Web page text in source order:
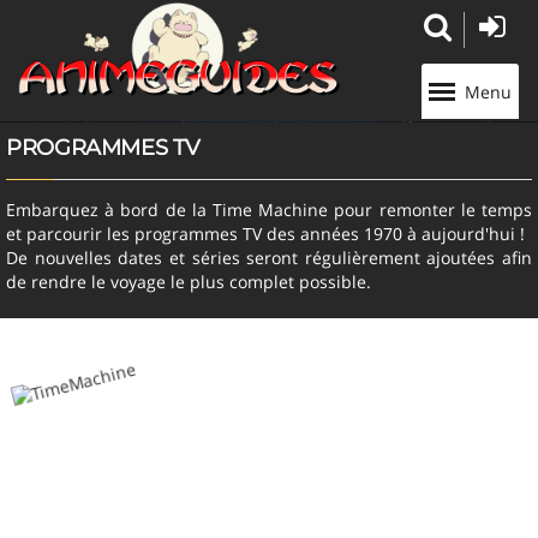
Menu
PROGRAMMES TV
Embarquez à bord de la Time Machine pour remonter le temps
et parcourir les programmes TV des années 1970 à aujourd'hui !
De nouvelles dates et séries seront régulièrement ajoutées afin
de rendre le voyage le plus complet possible.
Panneau de gestion des cookies